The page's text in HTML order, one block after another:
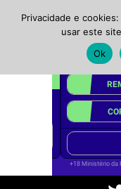
Privacidade e
usar este
Ok